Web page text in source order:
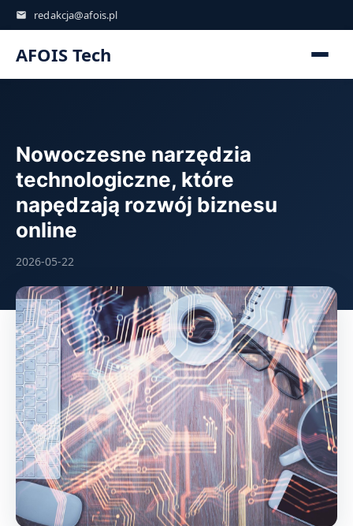
redakcja@afois.pl
AFOIS Tech
Nowoczesne narzędzia
technologiczne, które
napędzają rozwój biznesu
online
2026-05-22